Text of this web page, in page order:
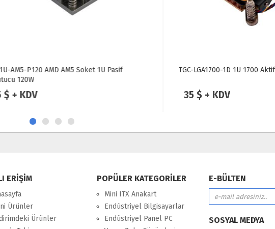
P120 AMD AM5 Soket 1U Pasif
120W
KDV
TGC-LGA1700-1D 1U 1700 Aktif FAN
35 $ + KDV
ERİŞİM
Ürünler
Ürünler
POPÜLER KATEGORİLER
Mini ITX Anakart
Endüstriyel Bilgisayarlar
Endüstriyel Panel PC
E-BÜLTEN
SOSYAL MEDYA